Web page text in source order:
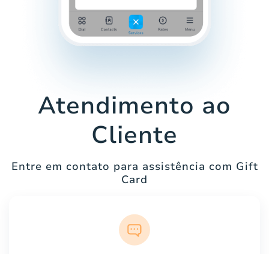
Atendimento ao
Cliente
Entre em contato para assistência com Gift
Card